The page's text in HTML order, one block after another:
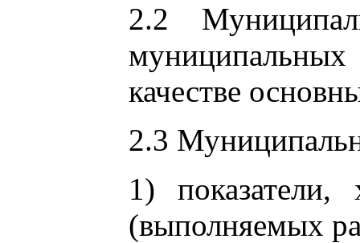
2.2
качестве
2.3
1)
(выполняемых